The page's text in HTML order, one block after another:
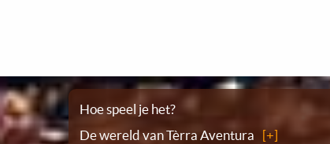
Plattegrond
Hoe speel je het?
De wereld van Tèrra Aventura